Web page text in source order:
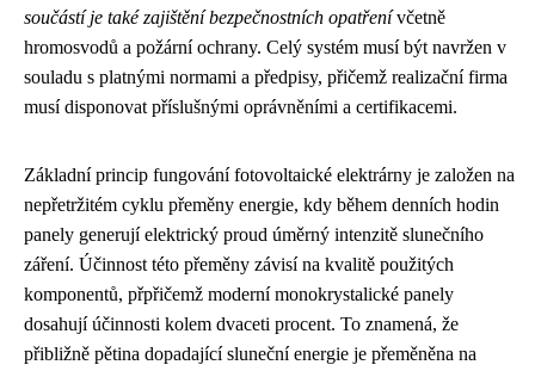
součástí je také zajištění bezpečnostních opatřenívčetně
hromosvodů a požární ochrany. Celý systém musí být navržen v
souladu s platnými normami a předpisy, přičemž realizační firma
musí disponovat příslušnými oprávněními a certifikacemi.
Základní princip fungování fotovoltaické elektrárny je založen na
nepřetržitém cyklu přeměny energie, kdy během denních hodin
panely generují elektrický proud úměrný intenzitě slunečního
záření. Účinnost této přeměny závisí na kvalitě použitých
komponentů, přpřičemž moderní monokrystalické panely
dosahují účinnosti kolem dvaceti procent. To znamená, že
přibližně pětina dopadající sluneční energie je přeměněna na